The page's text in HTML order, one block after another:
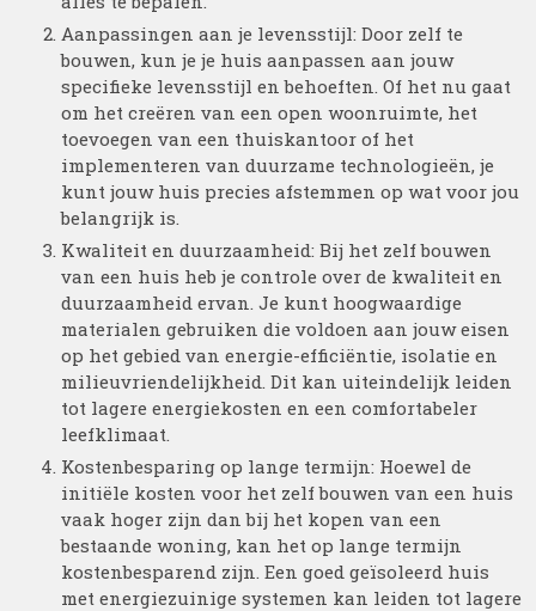
Aanpassingen aan je levensstijl: Door zelf te
bouwen, kun je je huis aanpassen aan jouw
specifieke levensstijl en behoeften. Of het nu gaat
om het creëren van een open woonruimte, het
toevoegen van een thuiskantoor of het
implementeren van duurzame technologieën, je
kunt jouw huis precies afstemmen op wat voor jou
belangrijk is.
Kwaliteit en duurzaamheid: Bij het zelf bouwen
van een huis heb je controle over de kwaliteit en
duurzaamheid ervan. Je kunt hoogwaardige
materialen gebruiken die voldoen aan jouw eisen
op het gebied van energie-efficiëntie, isolatie en
milieuvriendelijkheid. Dit kan uiteindelijk leiden
tot lagere energiekosten en een comfortabeler
leefklimaat.
Kostenbesparing op lange termijn: Hoewel de
initiële kosten voor het zelf bouwen van een huis
vaak hoger zijn dan bij het kopen van een
bestaande woning, kan het op lange termijn
kostenbesparend zijn. Een goed geïsoleerd huis
met energiezuinige systemen kan leiden tot lagere